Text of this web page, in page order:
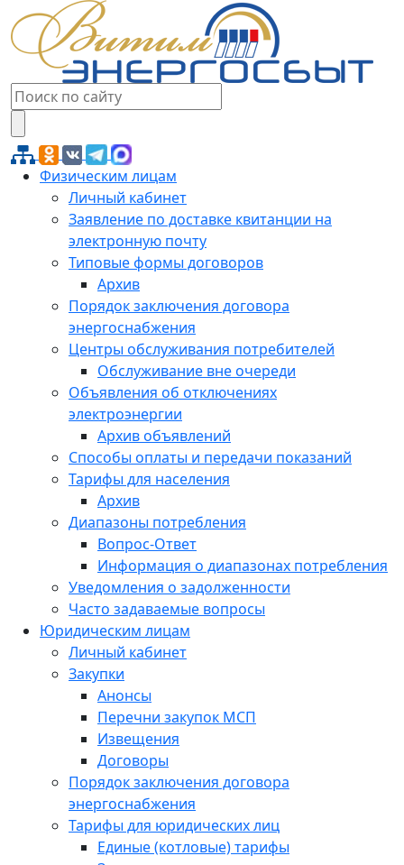
Физическим лицам
Личный кабинет
Заявление по доставке квитанции на
электронную почту
Типовые формы договоров
Архив
Порядок заключения договора
энергоснабжения
Центры обслуживания потребителей
Обслуживание вне очереди
Объявления об отключениях
электроэнергии
Архив объявлений
Способы оплаты и передачи показаний
Тарифы для населения
Архив
Диапазоны потребления
Вопрос-Ответ
Информация о диапазонах потребления
Уведомления о задолженности
Часто задаваемые вопросы
Юридическим лицам
Личный кабинет
Закупки
Анонсы
Перечни закупок МСП
Извещения
Договоры
Порядок заключения договора
энергоснабжения
Тарифы для юридических лиц
Единые (котловые) тарифы